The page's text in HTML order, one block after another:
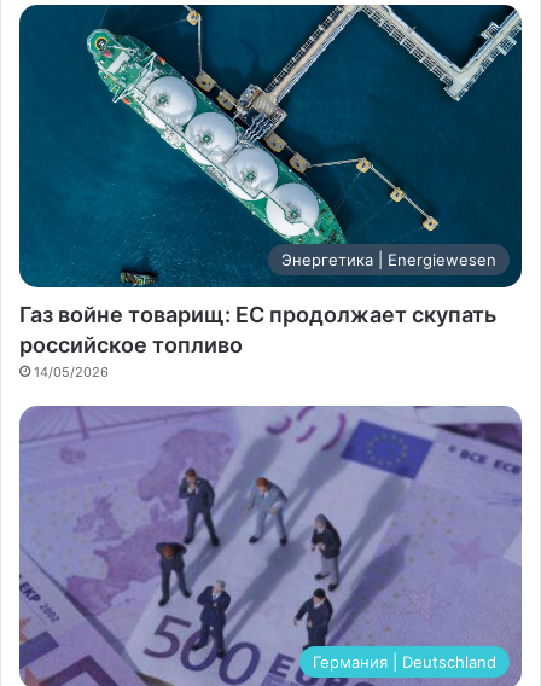
Энергетика | Energiewesen
Газ войне товарищ: ЕС продолжает скупать
российское топливо
14/05/2026
Германия | Deutschland